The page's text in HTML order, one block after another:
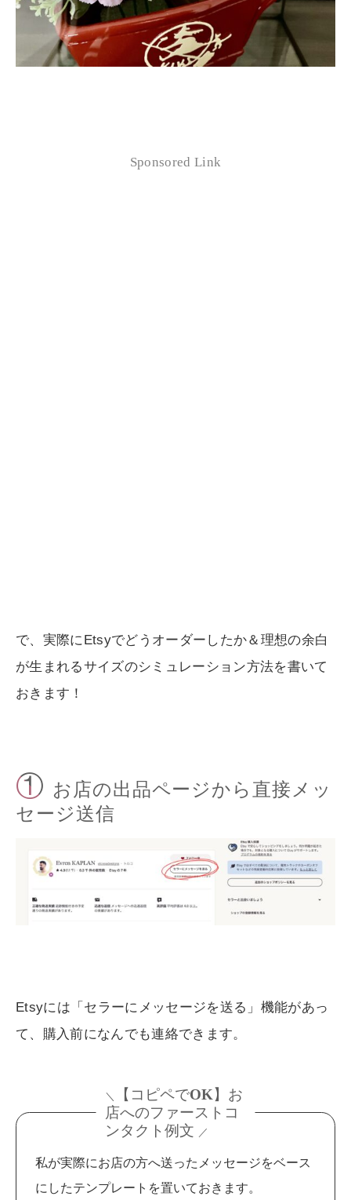
Sponsored Link
で、実際にEtsyでどうオーダーしたか＆理想の余白
が生まれるサイズのシミュレーション方法を書いて
おきます！
① お店の出品ページから直接メッ
セージ送信
Etsyには「セラーにメッセージを送る」機能があっ
て、購入前になんでも連絡できます。
＼
【コピペでOK】お
店へのファーストコ
ンタクト例文 ／
私が実際にお店の方へ送ったメッセージをベース
にしたテンプレートを置いておきます。